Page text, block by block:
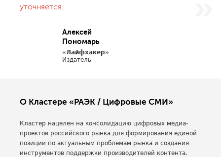
уточняется.
Алексей
Пономарь
«Лайфхакер»
Издатель
О Кластере «РАЭК / Цифровые СМИ»
Кластер нацелен на консолидацию цифровых медиа-
проектов российского рынка для формирования единой
позиции по актуальным проблемам рынка и создания
инструментов поддержки производителей контента.